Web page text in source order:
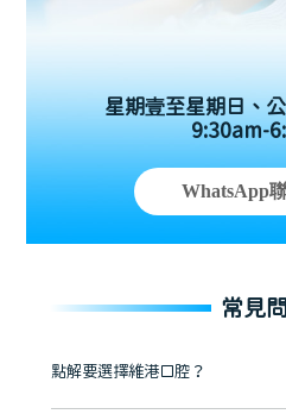
星期壹至星期日、
9:30am-
WhatsApp
常見
點解要選擇維港口腔？
維港口腔踐行「醫道濟世」的大學校